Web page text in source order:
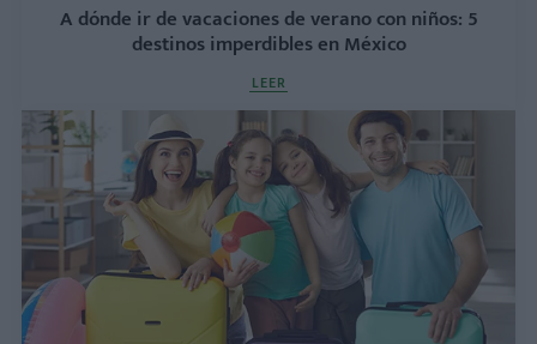
A dónde ir de vacaciones de verano con niños: 5
destinos imperdibles en México
LEER